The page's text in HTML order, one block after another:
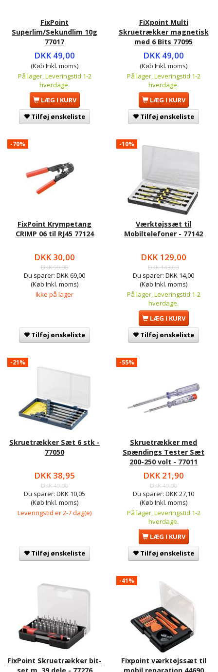
FixPoint
Superlim/Sekundlim 10g
77017
DKK 49,00
(Køb Inkl. moms)
På lager, Leveringstid 1-2
hverdage.
LÆG I KURV
Tilføj ønskeliste
FiXpoint Multi
Skruetrækker magnetisk
med 6 Bits 77095
DKK 49,00
(Køb Inkl. moms)
På lager, Leveringstid 1-2
hverdage.
LÆG I KURV
Tilføj ønskeliste
-70%
FixPoint Krympetang
CRIMP 06 til RJ45 77124
DKK 30,00
DKK 99,00
Du sparer: DKK 69,00
(Køb Inkl. moms)
Ikke på lager
Tilføj ønskeliste
-10%
Værktøjssæt til
Mobiltelefoner - 77142
DKK 129,00
DKK 143,00
Du sparer: DKK 14,00
(Køb Inkl. moms)
På lager, Leveringstid 1-2
hverdage.
LÆG I KURV
Tilføj ønskeliste
-21%
Skruetrækker Sæt 6 stk -
77050
DKK 38,95
DKK 49,00
Du sparer: DKK 10,05
(Køb Inkl. moms)
Leveringstid er 2-7 dag(e)
Tilføj ønskeliste
-55%
Skruetrækker med
Spændings Tester Sæt
200-250 volt - 77011
DKK 21,90
DKK 49,00
Du sparer: DKK 27,10
(Køb Inkl. moms)
På lager, Leveringstid 1-2
hverdage.
LÆG I KURV
Tilføj ønskeliste
FixPoint Skruetrækker bit-
set m. 39 dele - 77276
-41%
Fixpoint værktøjssæt til
mobil reparation 44690